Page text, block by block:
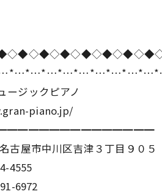
ージックピアノ
piano.jp/
古屋市中川区吉津３丁目９０５
4555
6972